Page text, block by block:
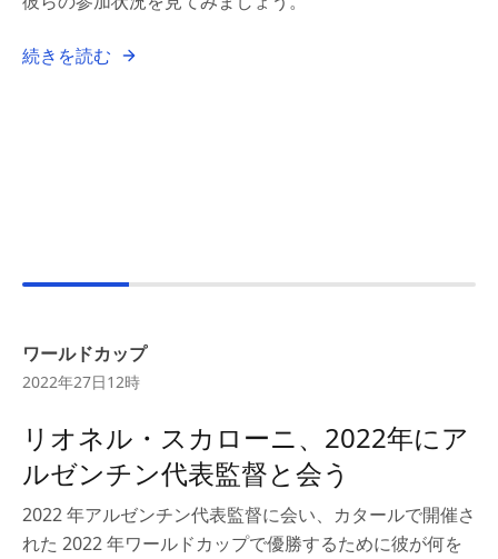
続きを読む
ワールドカップ
2022年27日12時
リオネル・スカローニ、2022年にア
ルゼンチン代表監督と会う
2022 年アルゼンチン代表監督に会い、カタールで開催さ
れた 2022 年ワールドカップで優勝するために彼が何を